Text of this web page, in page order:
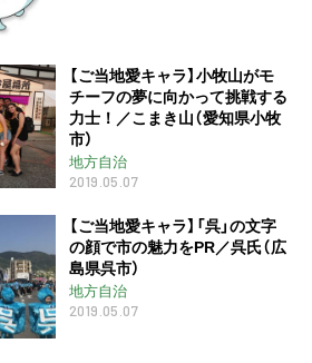
【ご当地愛キャラ】小牧山がモ
チーフの夢に向かって挑戦する
力士！／こまき山（愛知県小牧
市）
地方自治
2019.05.07
【ご当地愛キャラ】「呉」の文字
の顔で市の魅力をPR／呉氏（広
島県呉市）
地方自治
2019.05.07